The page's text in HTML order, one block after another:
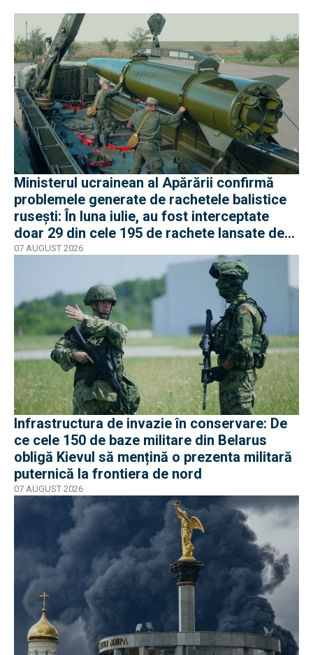
Ministerul ucrainean al Apărării confirmă
problemele generate de rachetele balistice
rusești: În luna iulie, au fost interceptate
doar 29 din cele 195 de rachete lansate de
armata rusă
07 AUGUST 2026
Infrastructura de invazie în conservare: De
ce cele 150 de baze militare din Belarus
obligă Kievul să mențină o prezenta militară
puternică la frontiera de nord
07 AUGUST 2026